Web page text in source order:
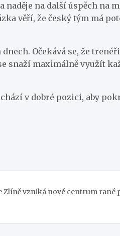
naděje na další úspěch na
věří, že český tým má
Očekává se, že
snaží maximálně využít
v dobré pozici, aby
Zlíně vzniká nové centrum rané